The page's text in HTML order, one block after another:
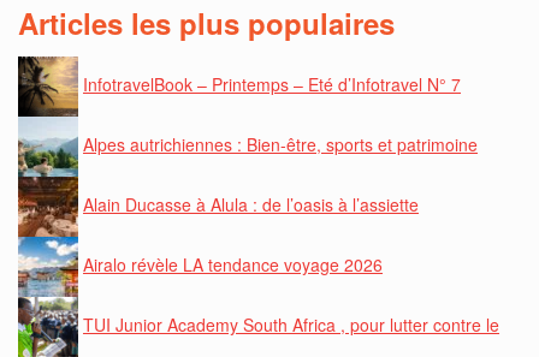
Articles les plus populaires
InfotravelBook – Printemps – Eté d’Infotravel N° 7
Alpes autrichiennes : Bien-être, sports et patrimoine
Alain Ducasse à Alula : de l’oasis à l’assiette
Airalo révèle LA tendance voyage 2026
TUI Junior Academy South Africa , pour lutter contre le